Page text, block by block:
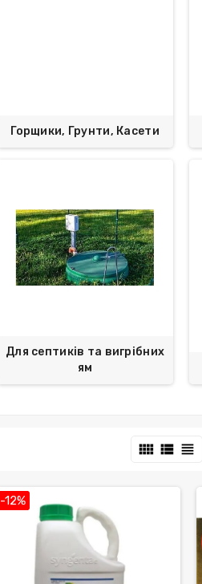
Горщики, Грунти, Касети
Для септиків та вигрібних
ям
view_comfy view_list view_headline
-12%